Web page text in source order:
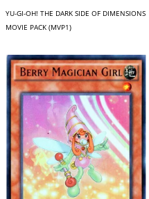
YU-GI-OH! THE DARK SIDE OF DIMENSIONS
MOVIE PACK (MVP1)